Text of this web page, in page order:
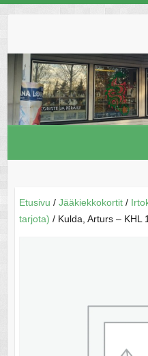
Etusivu / Jääkiekkokortit/
tarjota) / Kulda, Arturs – KHL